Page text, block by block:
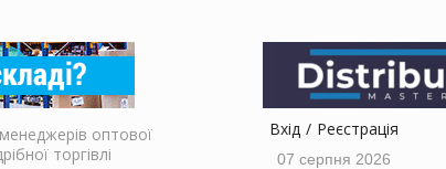
оптової
торгівлі
Вхід Реєстрація
07 серпня 2026